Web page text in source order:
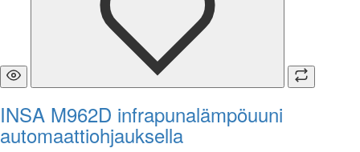
INSA M962D infrapunalämpöuuni
automaattiohjauksella